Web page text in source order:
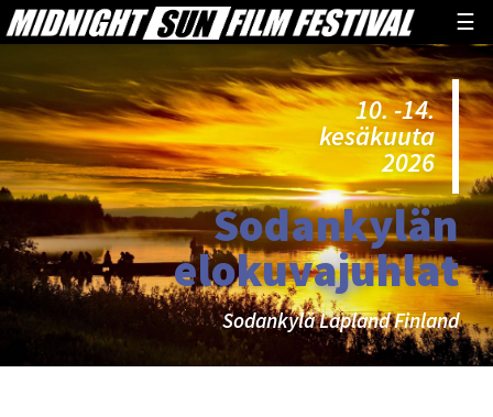
☰
10. -14.
kesäkuuta
2026
Sodankylän
elokuvajuhlat
Sodankylä Lapland Finland